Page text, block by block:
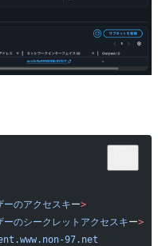
ーのアクセスキー>
ーのシークレットアクセスキー>
97.net